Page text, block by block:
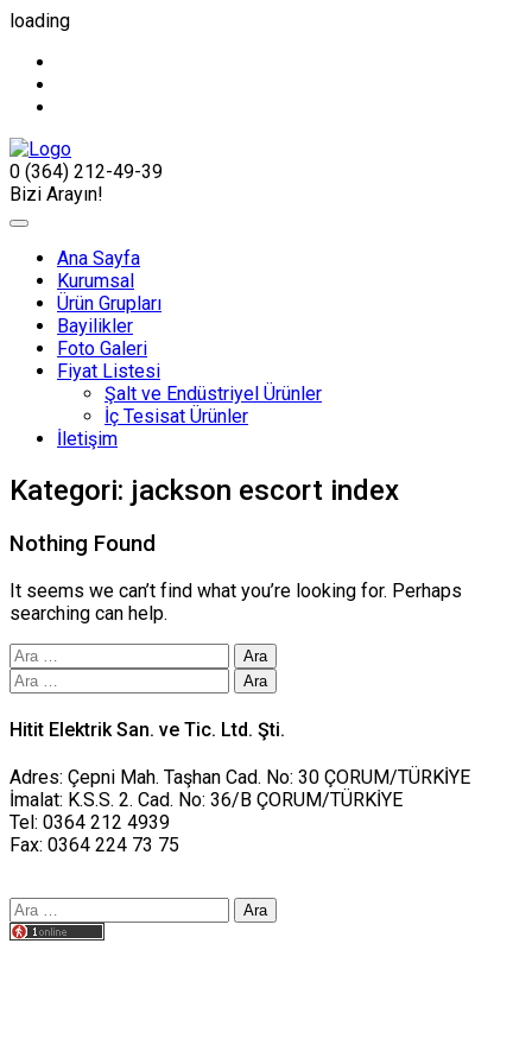
loading
0 (364) 212-49-39
Bizi Arayın!
Ana Sayfa
Kurumsal
Ürün Grupları
Bayilikler
Foto Galeri
Fiyat Listesi
Şalt ve Endüstriyel Ürünler
İç Tesisat Ürünler
İletişim
Kategori: jackson escort index
Nothing Found
It seems we can’t find what you’re looking for. Perhaps
searching can help.
Arama:
Arama:
Hitit Elektrik San. ve Tic. Ltd. Şti.
Adres: Çepni Mah. Taşhan Cad. No: 30 ÇORUM/TÜRKİYE
İmalat: K.S.S. 2. Cad. No: 36/B ÇORUM/TÜRKİYE
Tel: 0364 212 4939
Fax: 0364 224 73 75
Arama: